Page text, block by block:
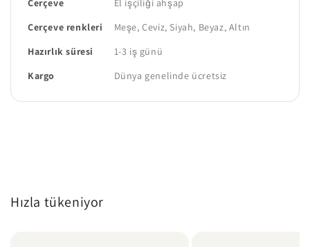
Çerçeve renkleri
Meşe, Ceviz, Siyah, Beyaz, Altın
Hazırlık süresi
1-3 iş günü
Kargo
Dünya genelinde ücretsiz
Hızla tükeniyor